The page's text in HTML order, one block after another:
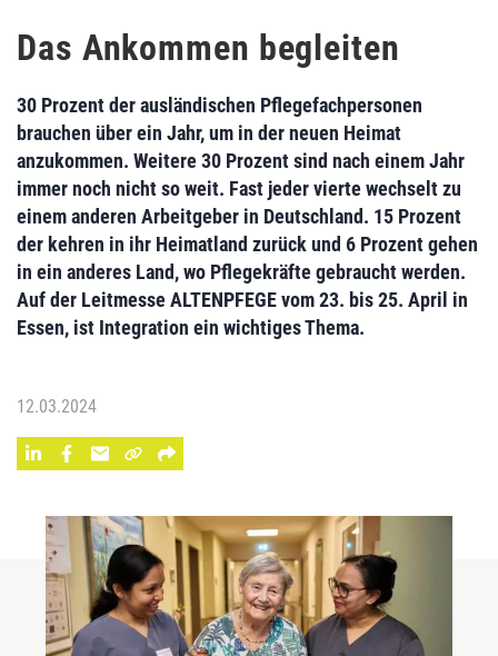
Das Ankommen begleiten
30 Prozent der ausländischen Pflegefachpersonen
brauchen über ein Jahr, um in der neuen Heimat
anzukommen. Weitere 30 Prozent sind nach einem Jahr
immer noch nicht so weit. Fast jeder vierte wechselt zu
einem anderen Arbeitgeber in Deutschland. 15 Prozent
der kehren in ihr Heimatland zurück und 6 Prozent gehen
in ein anderes Land, wo Pflegekräfte gebraucht werden.
Auf der Leitmesse ALTENPFEGE vom 23. bis 25. April in
Essen, ist Integration ein wichtiges Thema.
12.03.2024